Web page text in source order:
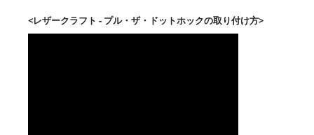
<レザークラフト - プル・ザ・ドットホックの取り付け方>